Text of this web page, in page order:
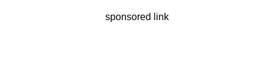
sponsored link